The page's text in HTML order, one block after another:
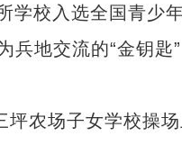
学校入选全国青少
兵地交流的“金钥
场子女学校操场